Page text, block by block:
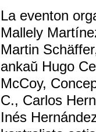
La eventon
Mallely
Martin
ankaŭ Hugo
McCoy,
C., Carlos
Inés